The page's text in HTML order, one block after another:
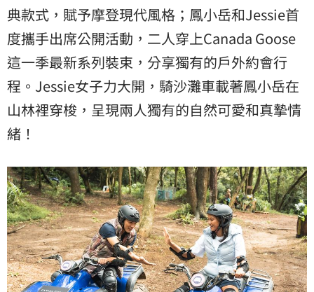
典款式，賦予摩登現代風格；鳳小岳和Jessie首
度攜手出席公開活動，二人穿上Canada Goose
這一季最新系列裝束，分享獨有的戶外約會行
程。Jessie女子力大開，騎沙灘車載著鳳小岳在
山林裡穿梭，呈現兩人獨有的自然可愛和真摯情
緒！